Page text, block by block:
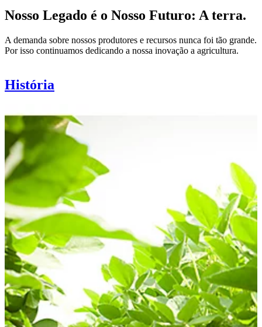
Nosso Legado é o Nosso Futuro: A terra.
A demanda sobre nossos produtores e recursos nunca foi tão grande.
Por isso continuamos dedicando a nossa inovação a agricultura.
História